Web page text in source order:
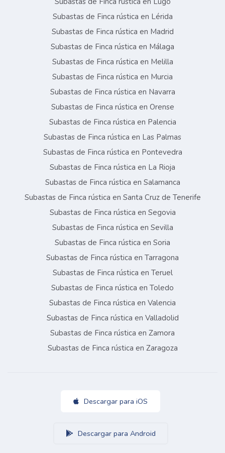
Subastas de Finca rústica en Lérida
Subastas de Finca rústica en Madrid
Subastas de Finca rústica en Málaga
Subastas de Finca rústica en Melilla
Subastas de Finca rústica en Murcia
Subastas de Finca rústica en Navarra
Subastas de Finca rústica en Orense
Subastas de Finca rústica en Palencia
Subastas de Finca rústica en Las Palmas
Subastas de Finca rústica en Pontevedra
Subastas de Finca rústica en La Rioja
Subastas de Finca rústica en Salamanca
Subastas de Finca rústica en Santa Cruz de Tenerife
Subastas de Finca rústica en Segovia
Subastas de Finca rústica en Sevilla
Subastas de Finca rústica en Soria
Subastas de Finca rústica en Tarragona
Subastas de Finca rústica en Teruel
Subastas de Finca rústica en Toledo
Subastas de Finca rústica en Valencia
Subastas de Finca rústica en Valladolid
Subastas de Finca rústica en Zamora
Subastas de Finca rústica en Zaragoza
Descargar para iOS
Descargar para Android